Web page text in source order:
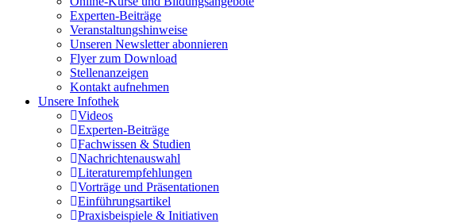
Experten-Beiträge
Veranstaltungshinweise
Unseren Newsletter abonnieren
Flyer zum Download
Stellenanzeigen
Kontakt aufnehmen
Unsere Infothek
Videos
Experten-Beiträge
Fachwissen & Studien
Nachrichtenauswahl
Literaturempfehlungen
Vorträge und Präsentationen
Einführungsartikel
Praxisbeispiele & Initiativen